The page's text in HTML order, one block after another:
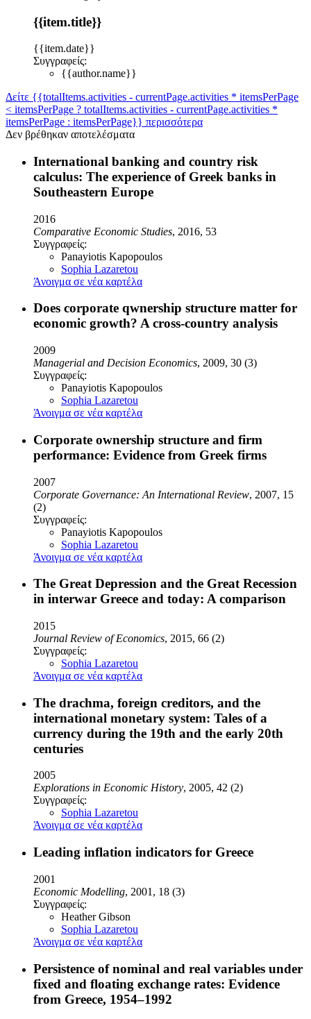
{{item.title}}
{{item.date}}
Συγγραφείς:
{{author.name}}
Δείτε {{totalItems.activities - currentPage.activities * itemsPerPage
< itemsPerPage ? totalItems.activities - currentPage.activities *
itemsPerPage : itemsPerPage}} περισσότερα
Δεν βρέθηκαν αποτελέσματα
International banking and country risk
calculus: The experience of Greek banks in
Southeastern Europe
2016
Comparative Economic Studies, 2016, 53
Συγγραφείς:
Panayiotis Kapopoulos
Sophia Lazaretou
Άνοιγμα σε νέα καρτέλα
Does corporate qwnership structure matter for
economic growth? A cross-country analysis
2009
Managerial and Decision Economics, 2009, 30 (3)
Συγγραφείς:
Panayiotis Kapopoulos
Sophia Lazaretou
Άνοιγμα σε νέα καρτέλα
Corporate ownership structure and firm
performance: Evidence from Greek firms
2007
Corporate Governance: An International Review, 2007, 15
(2)
Συγγραφείς:
Panayiotis Kapopoulos
Sophia Lazaretou
Άνοιγμα σε νέα καρτέλα
The Great Depression and the Great Recession
in interwar Greece and today: A comparison
2015
Journal Review of Economics, 2015, 66 (2)
Συγγραφείς:
Sophia Lazaretou
Άνοιγμα σε νέα καρτέλα
The drachma, foreign creditors, and the
international monetary system: Tales of a
currency during the 19th and the early 20th
centuries
2005
Explorations in Economic History, 2005, 42 (2)
Συγγραφείς:
Sophia Lazaretou
Άνοιγμα σε νέα καρτέλα
Leading inflation indicators for Greece
2001
Economic Modelling, 2001, 18 (3)
Συγγραφείς:
Heather Gibson
Sophia Lazaretou
Άνοιγμα σε νέα καρτέλα
Persistence of nominal and real variables under
fixed and floating exchange rates: Evidence
from Greece, 1954–1992